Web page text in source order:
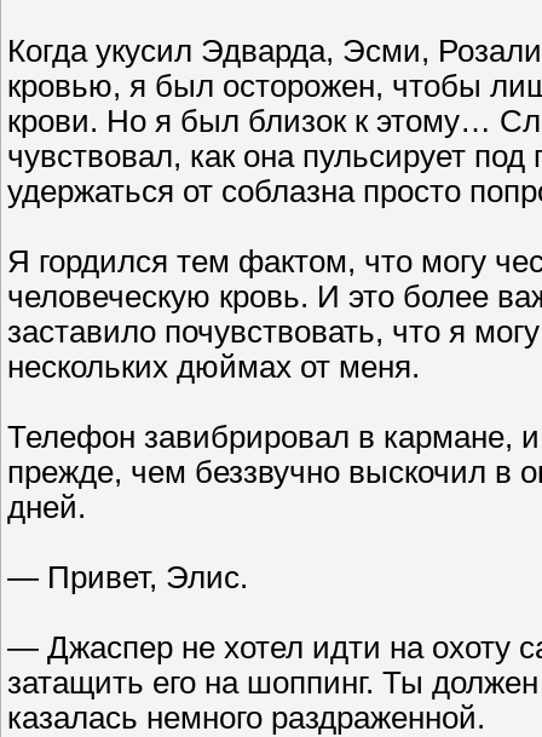
Когда укусил Эдварда, Эсми,
кровью, я был осторожен, чтобы
крови. Но я был близок к этому…
чувствовал, как она пульсирует
удержаться от соблазна просто
Я гордился тем фактом, что могу
человеческую кровь. И это более
заставило почувствовать, что я
нескольких дюймах от меня.
Телефон завибрировал в кармане,
прежде, чем беззвучно выскочил в
дней.
— Привет, Элис.
— Джаспер не хотел идти на охоту
затащить его на шоппинг. Ты
казалась немного раздраженной.